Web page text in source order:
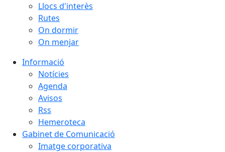
Llocs d'interès
Rutes
On dormir
On menjar
Informació
Notícies
Agenda
Avisos
Rss
Hemeroteca
Gabinet de Comunicació
Imatge corporativa